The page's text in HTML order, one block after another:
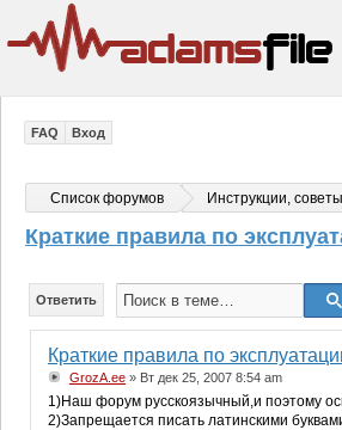
FAQ Вход
Список форумов Инструкции,
Краткие правила по
Ответить
Краткие правила по
GrozA.ee » Вт дек 25, 2007 8:54 am
1)Наш форум русскоязычный,и поэтому
2)Запрещается писать латинскими